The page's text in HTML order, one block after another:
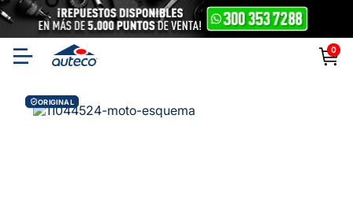
0
ORIGINAL